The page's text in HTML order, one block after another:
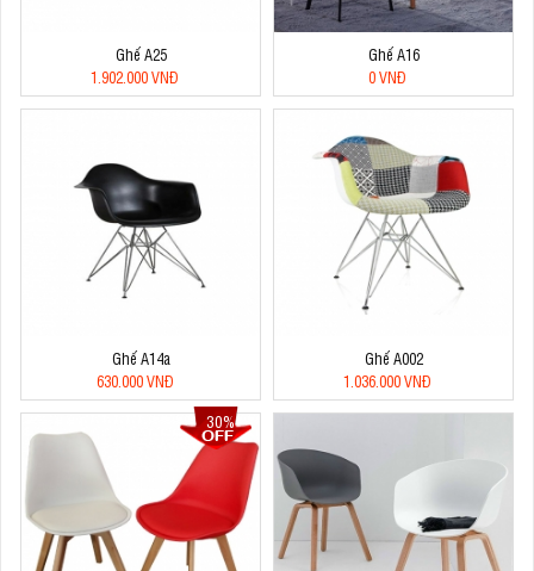
Ghế A25
1.902.000 VNĐ
Ghế A16
0 VNĐ
Ghế A14a
630.000 VNĐ
Ghế A002
1.036.000 VNĐ
30%